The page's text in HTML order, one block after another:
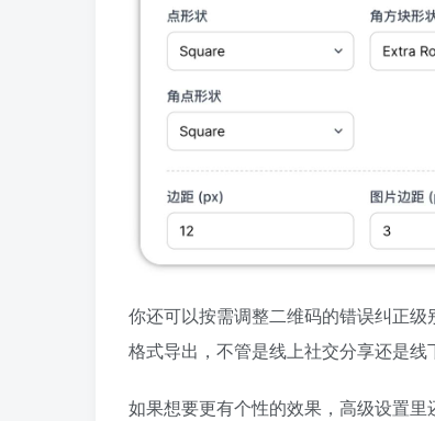
你还可以按需调整二维码的错误纠正
格式导出，不管是线上社交分享还是线
如果想要更有个性的效果，高级设置